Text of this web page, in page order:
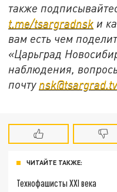
также
t.me/tsargradnsk и
вам есть чем
«Царьград
наблюдения,
почту nsk@tsargrad.tv
ЧИТАЙТЕ ТАКЖЕ:
Технофашисты XXI века